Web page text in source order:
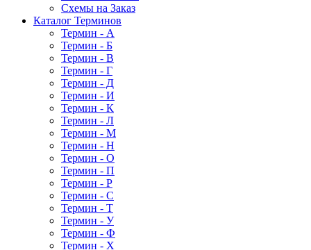
Схемы на Заказ
Каталог Терминов
Термин - А
Термин - Б
Термин - В
Термин - Г
Термин - Д
Термин - И
Термин - К
Термин - Л
Термин - М
Термин - Н
Термин - О
Термин - П
Термин - Р
Термин - С
Термин - Т
Термин - У
Термин - Ф
Термин - Х